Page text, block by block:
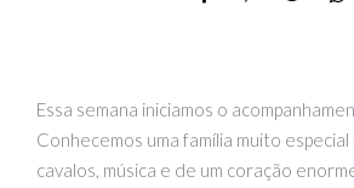
Essa semana iniciamos o
Conhecemos uma família muito especial
cavalos, música e de um coração